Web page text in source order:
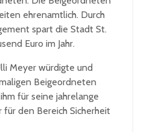
ehrenamtlich. Durch
spart die Stadt St.
Euro im Jahr.
Meyer würdigte und
Beigeordneten
für seine jahrelange
für den Bereich Sicherheit